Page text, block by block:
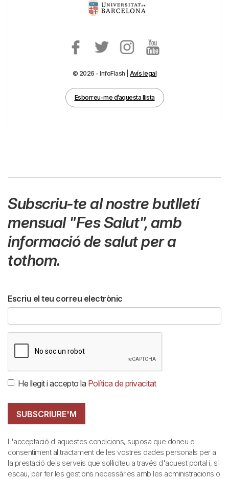
© 2026 - InfoFlash |Avís legal
Esborreu-me d’aquesta llista
Subscriu-te al nostre butlletí
mensual "Fes Salut",amb
informació de salut per a
tothom.
Escriu el teu correu electrònic
He llegit i accepto la Política de privacitat
SUBSCRIURE'M
L'acceptació d'aquestes condicions, suposa que doneu el
consentiment al tractament de les vostres dades personals per a
la prestació dels serveis que sol·liciteu a través d'aquest portal i, si
escau, per fer les gestions necessàries amb les administracions o